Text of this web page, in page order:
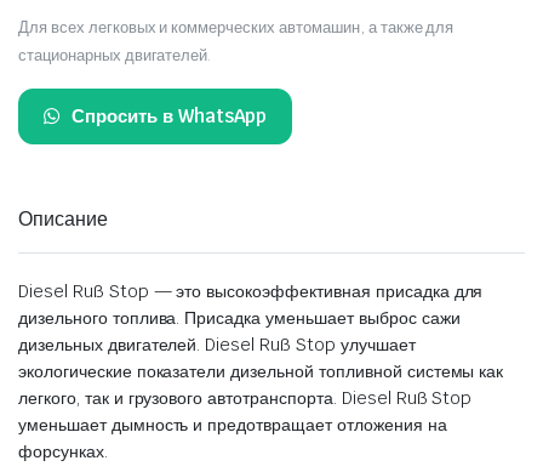
Для всех легковых и коммерческих автомашин, а также для
стационарных двигателей.
Спросить в WhatsApp
Описание
Diesel Ruß Stop — это высокоэффективная присадка для
дизельного топлива. Присадка уменьшает выброс сажи
дизельных двигателей. Diesel Ruß Stop улучшает
экологические показатели дизельной топливной системы как
легкого, так и грузового автотранспорта. Diesel Ruß Stop
уменьшает дымность и предотвращает отложения на
форсунках.